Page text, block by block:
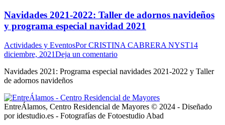
Navidades 2021-2022: Taller de adornos navideños
y programa especial navidad 2021
Actividades y EventosPorCRISTINA CABRERA NYST14
diciembre, 2021Deja un comentario
Navidades 2021: Programa especial navidades 2021-2022 y Taller
de adornos navideños
EntreÁlamos, Centro Residencial de Mayores © 2024 - Diseñado
por idestudio.es - Fotografías de Fotoestudio Abad